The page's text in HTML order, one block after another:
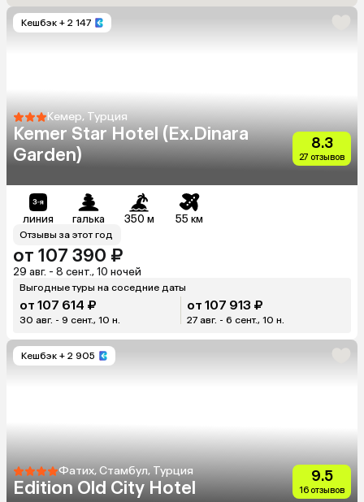
Кешбэк + 2 147
Кемер, Турция
Kemer Star Hotel (Ex.Dinara
Garden)
8.3
27 отзывов
линия галька 350 м 55 км
Отзывы за этот год
от 107 390 ₽
29 авг. - 8 сент., 10 ночей
Выгодные туры на соседние даты
от 107 614 ₽
30 авг. - 9 сент., 10 н.
от 107 913 ₽
27 авг. - 6 сент., 10 н.
Кешбэк + 2 905
Фатих, Стамбул, Турция
Edition Old City Hotel
9.5
16 отзывов